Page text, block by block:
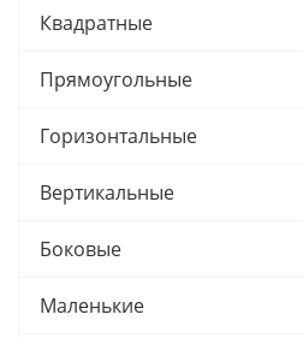
Квадратные
Прямоугольные
Горизонтальные
Вертикальные
Боковые
Маленькие